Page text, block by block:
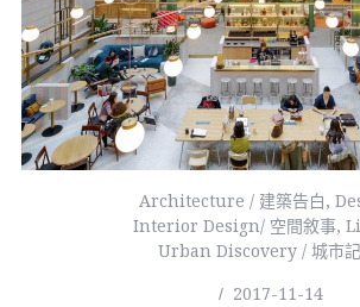
Architecture / 建築告白,
Interior Design/ 空間敘事,
Urban Discovery / 城市
2017-11-14